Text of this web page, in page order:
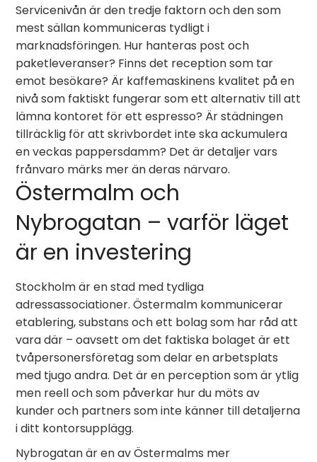
Servicenivån är den tredje faktorn och den som
mest sällan kommuniceras tydligt i
marknadsföringen. Hur hanteras post och
paketleveranser? Finns det reception som tar
emot besökare? Är kaffemaskinens kvalitet på en
nivå som faktiskt fungerar som ett alternativ till att
lämna kontoret för ett espresso? Är städningen
tillräcklig för att skrivbordet inte ska ackumulera
en veckas pappersdamm? Det är detaljer vars
frånvaro märks mer än deras närvaro.
Östermalm och
Nybrogatan – varför läget
är en investering
Stockholm är en stad med tydliga
adressassociationer. Östermalm kommunicerar
etablering, substans och ett bolag som har råd att
vara där – oavsett om det faktiska bolaget är ett
tvåpersonersföretag som delar en arbetsplats
med tjugo andra. Det är en perception som är ytlig
men reell och som påverkar hur du möts av
kunder och partners som inte känner till detaljerna
i ditt kontorsupplägg.
Nybrogatan är en av Östermalms mer